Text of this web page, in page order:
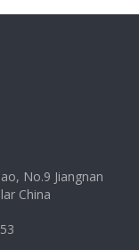
No.9 Jiangnan
China